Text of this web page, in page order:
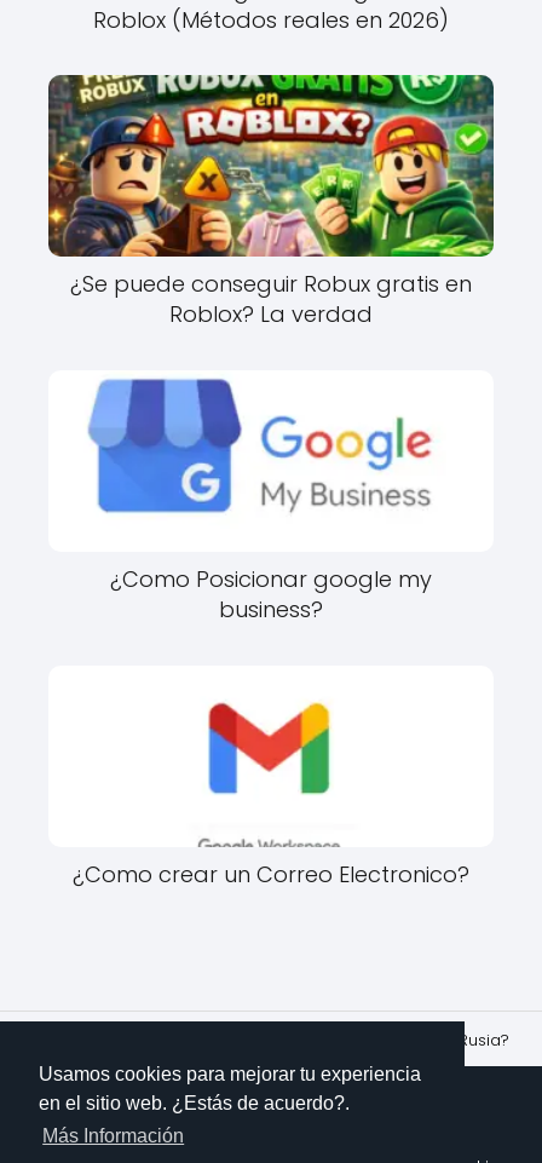
Roblox (Métodos reales en 2026)
¿Se puede conseguir Robux gratis en
Roblox? La verdad
¿Como Posicionar google my
business?
¿Como crear un Correo Electronico?
¿Cuál es la capital de Rusia?
Usamos cookies para mejorar tu experiencia
en el sitio web. ¿Estás de acuerdo?.
Más Información